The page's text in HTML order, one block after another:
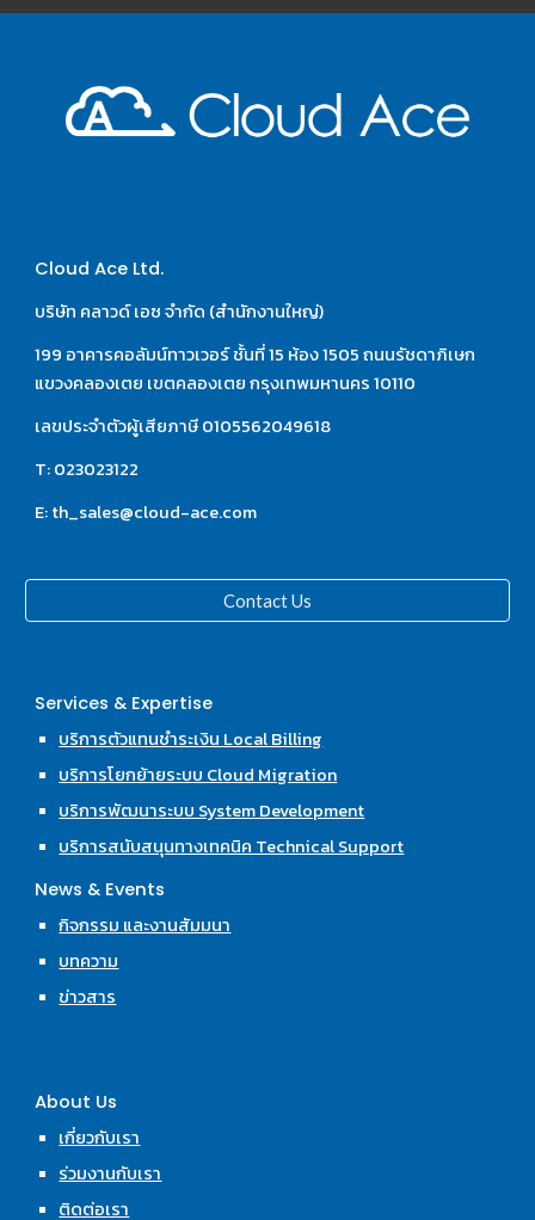
Cloud Ace Ltd.
บริษัท คลาวด์ เอซ จำกัด (สำนักงานใหญ่)
199 อาคารคอลัมน์ทาวเวอร์ ชั้นที่ 15 ห้อง 1505 ถนนรัชดาภิเษก
แขวงคลองเตย เขตคลองเตย กรุงเทพมหานคร 10110
เลขประจำตัวผู้เสียภาษี 0105562049618
T: 023023122
E: th_sales@cloud-ace.com
Contact Us
Services & Expertise
บริการตัวแทนชำระเงิน Local Billing
บริการโยกย้ายระบบ Cloud Migration
บริการพัฒนาระบบ System Development
บริการสนับสนุนทางเทคนิค Technical Support
News & Events
กิจกรรม และงานสัมมนา
บทความ
ข่าวสาร
About Us
เกี่ยวกับเรา
ร่วมงานกับเรา
ติดต่อเรา